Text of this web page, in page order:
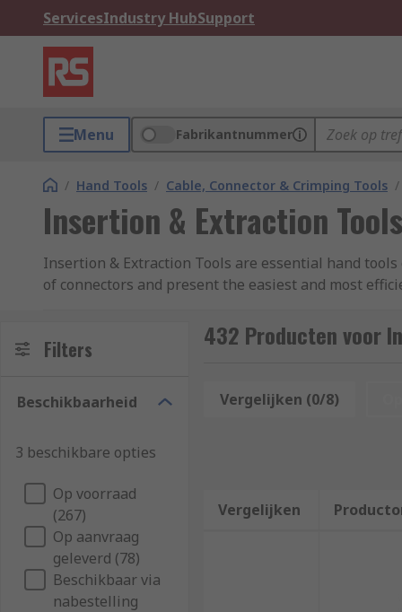
ServicesIndustry HubSupport
Menu Fabrikantnummer
/ Hand Tools / Cable, Connector & Crimping Tools /
Insertion & Extraction Tools
Insertion & Extraction Tools are essential hand
of connectors and present the easiest and most
How do Insertion and Extraction Tools Work
Extraction and Insertion tools can be simple
series. Some tools contain spring-activated buttons
Filters
Beschikbaarheid
3 beschikbare opties
Op voorraad
(267)
Op aanvraag
geleverd (78)
Beschikbaar via
nabestelling
432 Producten voor
Vergelijken (0/8)
Vergelijken